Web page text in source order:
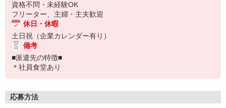
資格不問・未経験OK
フリーター、主婦・主夫歓迎
休日・休暇
土日祝（企業カレンダー有り）
備考
■派遣先の特徴■
＊社員食堂あり
応募方法